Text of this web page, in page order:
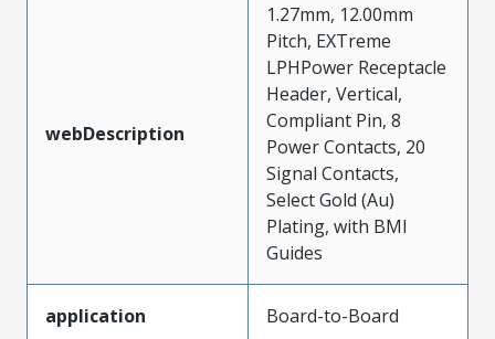
webDescription
1.27mm, 12.00mm
Pitch, EXTreme
LPHPower Receptacle
Header, Vertical,
Compliant Pin, 8
Power Contacts, 20
Signal Contacts,
Select Gold (Au)
Plating, with BMI
Guides
application Board-to-Board